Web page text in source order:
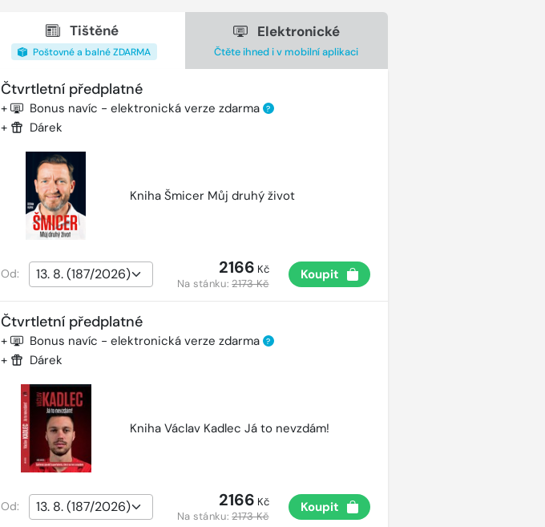
Tištěné
Poštovné a balné ZDARMA
Elektronické
Čtěte ihned i v mobilní aplikaci
Čtvrtletní předplatné
+ Bonus navíc - elektronická verze zdarma ?
+ Dárek
Kniha Šmicer Můj druhý život
Od: 2166 Kč
Na stánku:2173 Kč
Koupit
Čtvrtletní předplatné
+ Bonus navíc - elektronická verze zdarma ?
+ Dárek
Kniha Václav Kadlec Já to nevzdám!
Od: 2166 Kč
Na stánku:2173 Kč
Koupit